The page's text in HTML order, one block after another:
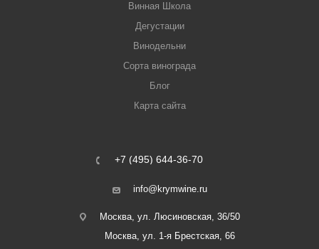
Винная Школа
Дегустации
Винодельни
Сорта винограда
Блог
Карта сайта
+7 (495) 644-36-70
info@krymwine.ru
Москва, ул. Люсиновская, 36/50
Москва, ул. 1-я Брестская, 66